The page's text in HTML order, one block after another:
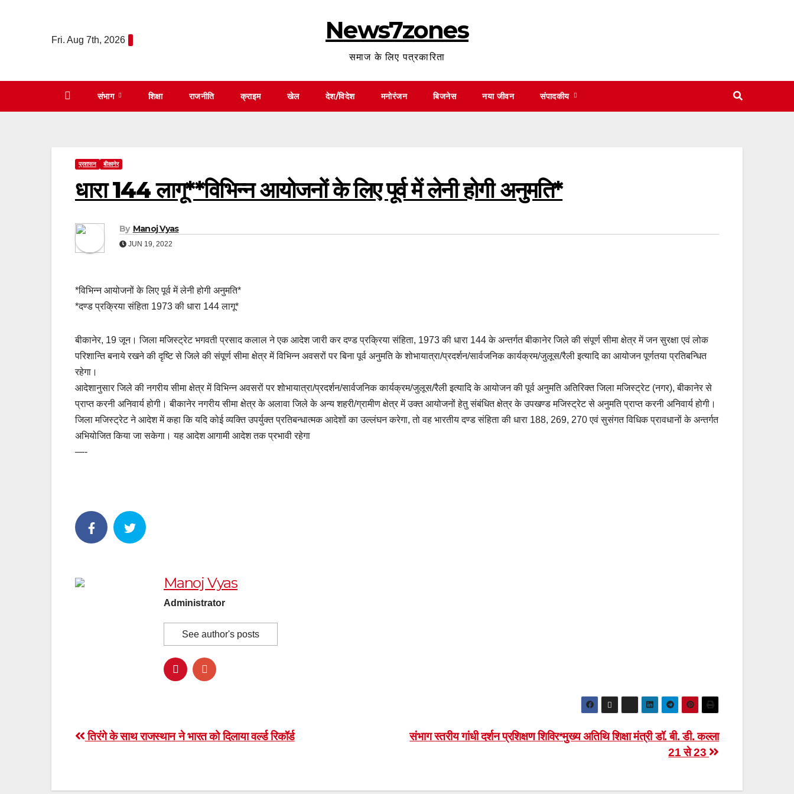
Fri. Aug 7th, 2026 News7zones
समाज के लिए पत्रकारिता
संभाग शिक्षा राजनीति क्राइम खेल देश/विदेश मनोरंजन बिजनेस नया जीवन संपादकीय
प्रशासन बीकानेर
धारा 144 लागू**विभिन्न आयोजनों के लिए पूर्व में लेनी होगी अनुमति*
By Manoj Vyas
JUN 19, 2022
*विभिन्न आयोजनों के लिए पूर्व में लेनी होगी अनुमति*
*दण्ड प्रक्रिया संहिता 1973 की धारा 144 लागू*
बीकानेर, 19 जून। जिला मजिस्ट्रेट भगवती प्रसाद कलाल ने एक आदेश जारी कर दण्ड प्रक्रिया संहिता, 1973 की धारा 144 के अन्तर्गत बीकानेर जिले की संपूर्ण सीमा क्षेत्र में जन सुरक्षा एवं लोक
परिशान्ति बनाये रखने की दृष्टि से जिले की संपूर्ण सीमा क्षेत्र में विभिन्न अवसरों पर बिना पूर्व अनुमति के शोभायात्रा/प्रदर्शन/सार्वजनिक कार्यक्रम/जुलूस/रैली इत्यादि का आयोजन पूर्णतया प्रतिबन्धित
रहेगा।
आदेशानुसार जिले की नगरीय सीमा क्षेत्र में विभिन्न अवसरों पर शोभायात्रा/प्रदर्शन/सार्वजनिक कार्यक्रम/जुलूस/रैली इत्यादि के आयोजन की पूर्व अनुमति अतिरिक्त जिला मजिस्ट्रेट (नगर), बीकानेर से
प्राप्त करनी अनिवार्य होगी। बीकानेर नगरीय सीमा क्षेत्र के अलावा जिले के अन्य शहरी/ग्रामीण क्षेत्र में उक्त आयोजनों हेतु संबंधित क्षेत्र के उपखण्ड मजिस्ट्रेट से अनुमति प्राप्त करनी अनिवार्य होगी।
जिला मजिस्ट्रेट ने आदेश में कहा कि यदि कोई व्यक्ति उपर्युक्त प्रतिबन्धात्मक आदेशों का उल्लंघन करेगा, तो वह भारतीय दण्ड संहिता की धारा 188, 269, 270 एवं सुसंगत विधिक प्रावधानों के अन्तर्गत
अभियोजित किया जा सकेगा। यह आदेश आगामी आदेश तक प्रभावी रहेगा
—-
Manoj Vyas
Administrator
See author's posts
Post
संभाग स्तरीय गांधी दर्शन प्रशिक्षण शिविर*मुख्य अतिथि शिक्षा मंत्री डॉ. बी. डी. कल्ला
21 से 23
तिरंगे के साथ राजस्थान ने भारत को दिलाया वर्ल्ड रिकॉर्ड